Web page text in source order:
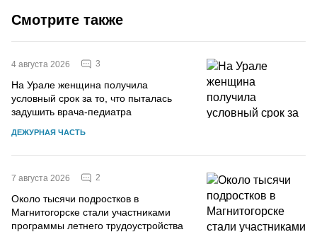
Смотрите также
4 августа 2026 3
На Урале женщина получила
условный срок за то, что пыталась
задушить врача-педиатра
ДЕЖУРНАЯ ЧАСТЬ
7 августа 2026 2
Около тысячи подростков в
Магнитогорске стали участниками
программы летнего трудоустройства